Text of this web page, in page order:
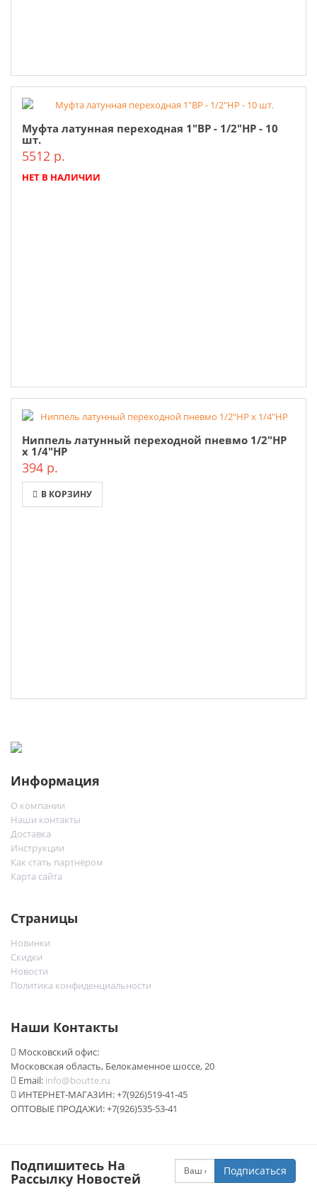
Муфта латунная переходная 1"ВР - 1/2"НР - 10
шт.
5512 р.
НЕТ В НАЛИЧИИ
Ниппель латунный переходной пневмо 1/2"НР
х 1/4"НР
394 р.
В КОРЗИНУ
Информация
О компании
Наши контакты
Доставка
Инструкции
Как стать партнёром
Карта сайта
Страницы
Новинки
Скидки
Новости
Политика конфиденциальности
Наши Контакты
Московский офис:
Московская область, Белокаменное шоссе, 20
Email: info@boutte.ru
ИНТЕРНЕТ-МАГАЗИН: +7(926)519-41-45
ОПТОВЫЕ ПРОДАЖИ: +7(926)535-53-41
Подпишитесь На
Рассылку Новостей Подписаться